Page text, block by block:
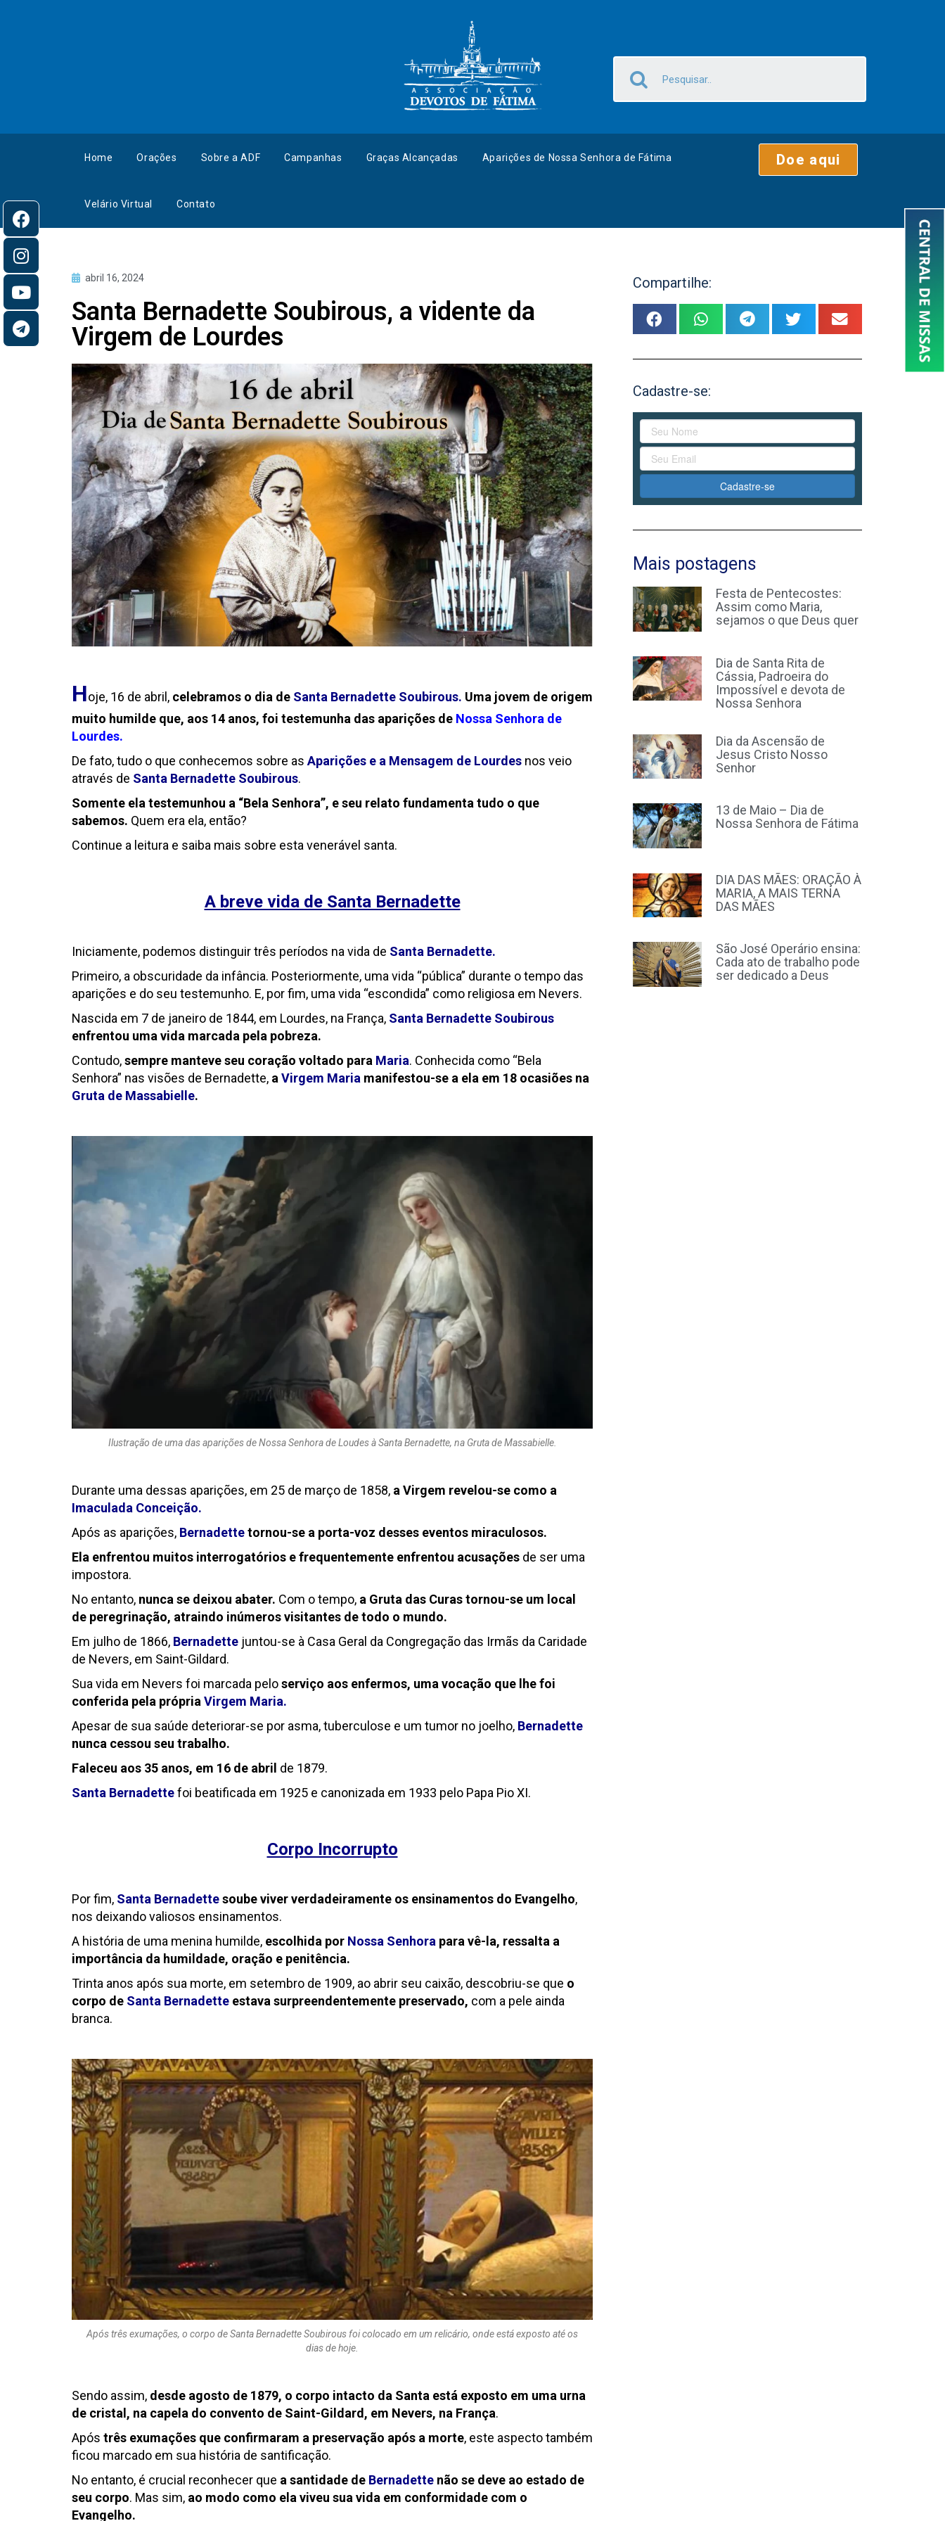
Home Orações Sobre a ADF Campanhas Graças Alcançadas Aparições de Nossa Senhora de Fátima
Velário Virtual Contato
Doe aqui
abril 16, 2024
Santa Bernadette Soubirous, a vidente da
Virgem de Lourdes
Hoje, 16 de abril, celebramos o dia de Santa Bernadette Soubirous. Uma jovem de origem
muito humilde que, aos 14 anos, foi testemunha das aparições de Nossa Senhora de
Lourdes.
De fato, tudo o que conhecemos sobre as Aparições e a Mensagem de Lourdes nos veio
através de Santa Bernadette Soubirous.
Somente ela testemunhou a “Bela Senhora”, e seu relato fundamenta tudo o que
sabemos. Quem era ela, então?
Continue a leitura e saiba mais sobre esta venerável santa.
A breve vida de Santa Bernadette
Iniciamente, podemos distinguir três períodos na vida de Santa Bernadette.
Primeiro, a obscuridade da infância. Posteriormente, uma vida “pública” durante o tempo das
aparições e do seu testemunho. E, por fim, uma vida “escondida” como religiosa em Nevers.
Nascida em 7 de janeiro de 1844, em Lourdes, na França, Santa Bernadette Soubirous
enfrentou uma vida marcada pela pobreza.
Contudo,sempre manteve seu coração voltado para Maria. Conhecida como “Bela
Senhora” nas visões de Bernadette, a Virgem Maria manifestou-se a ela em 18 ocasiões na
Gruta de Massabielle.
Ilustração de uma das aparições de Nossa Senhora de Loudes à Santa Bernadette, na Gruta de Massabielle.
Durante uma dessas aparições, em 25 de março de 1858, a Virgem revelou-se como a
Imaculada Conceição.
Após as aparições, Bernadettetornou-se a porta-voz desses eventos miraculosos.
Ela enfrentou muitos interrogatórios e frequentemente enfrentou acusações de ser uma
impostora.
No entanto, nunca se deixou abater. Com o tempo, a Gruta das Curas tornou-se um local
de peregrinação, atraindo inúmeros visitantes de todo o mundo.
Em julho de 1866, Bernadette juntou-se à Casa Geral da Congregação das Irmãs da Caridade
de Nevers, em Saint-Gildard.
Sua vida em Nevers foi marcada peloserviço aos enfermos, uma vocação que lhe foi
conferida pela própriaVirgem Maria.
Apesar de sua saúde deteriorar-se por asma, tuberculose e um tumor no joelho, Bernadette
nunca cessou seu trabalho.
Faleceu aos 35 anos, em 16 de abril de 1879.
Santa Bernadettefoi beatificada em 1925 e canonizada em 1933 pelo Papa Pio XI.
Corpo Incorrupto
Por fim, Santa Bernadettesoube viver verdadeiramente os ensinamentos do Evangelho,
nos deixando valiosos ensinamentos.
A história de uma menina humilde, escolhida por Nossa Senhora para vê-la, ressalta a
importância da humildade, oração e penitência.
Trinta anos após sua morte, em setembro de 1909, ao abrir seu caixão, descobriu-se que o
corpo de Santa Bernadette estava surpreendentemente preservado, com a pele ainda
branca.
Após três exumações, o corpo de Santa Bernadette Soubirous foi colocado em um relicário, onde está exposto até os
dias de hoje.
Sendo assim, d esde agosto de 1879, o corpo intacto da Santa está exposto em uma urna
de cristal, na capela do convento de Saint-Gildard, em Nevers, na França.
Após três exumações que confirmaram a preservação após a morte, este aspecto também
ficou marcado em sua história de santificação.
No entanto, é crucial reconhecer que a santidade de Bernadette não se deve ao estado de
seu corpo. Mas sim, ao modo como ela viveu sua vida em conformidade com o
Evangelho.
Compartilhe:
Cadastre-se:
Cadastre-se
Mais postagens
Festa de Pentecostes:
Assim como Maria,
sejamos o que Deus quer
Dia de Santa Rita de
Cássia, Padroeira do
Impossível e devota de
Nossa Senhora
Dia da Ascensão de
Jesus Cristo Nosso
Senhor
13 de Maio – Dia de
Nossa Senhora de Fátima
DIA DAS MÃES: ORAÇÃO À
MARIA, A MAIS TERNA
DAS MÃES
São José Operário ensina:
Cada ato de trabalho pode
ser dedicado a Deus